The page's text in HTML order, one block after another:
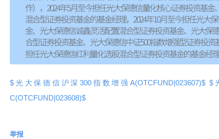
$光大保德信沪深300指数增强A(OTCFUND|023607)$ $
C(OTCFUND|023608)$
举报